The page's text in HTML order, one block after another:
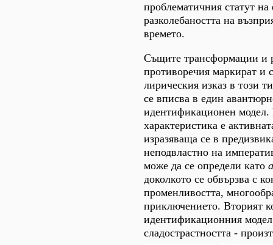
проблематичния статут
разколебаността на
времето.
Същите трансформации и
противоречия маркират и
лирическия изказ в този
се вписва в един
идентификационен
характеристика е
изразяваща се в
неподвластно на
може да се определи като
доколкото се обвързва с
променливостта,
приключението. Вторият
идентификационния
сладострастността -